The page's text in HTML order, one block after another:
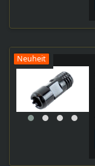
Neuheit